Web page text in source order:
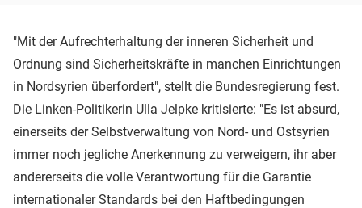
"Mit der Aufrechterhaltung der inneren Sicherheit und
Ordnung sind Sicherheitskräfte in manchen Einrichtungen
in Nordsyrien überfordert", stellt die Bundesregierung fest.
Die Linken-Politikerin Ulla Jelpke kritisierte: "Es ist absurd,
einerseits der Selbstverwaltung von Nord- und Ostsyrien
immer noch jegliche Anerkennung zu verweigern, ihr aber
andererseits die volle Verantwortung für die Garantie
internationaler Standards bei den Haftbedingungen